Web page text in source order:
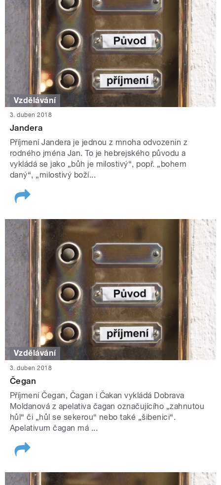
Vzdělávání
3. duben 2018
Jandera
Příjmení Jandera je jednou z mnoha odvozenin z
rodného jména Jan. To je hebrejského původu a
vykládá se jako „bůh je milostivý“, popř. „bohem
daný“, „milostivý boží...
Vzdělávání
3. duben 2018
Čegan
Příjmení Čegan, Čagan i Čakan vykládá Dobrava
Moldanová z apelativa čagan označujícího „zahnutou
hůl“ či „hůl se sekerou“ nebo také „šibenici“.
Apelativum čagan má ...